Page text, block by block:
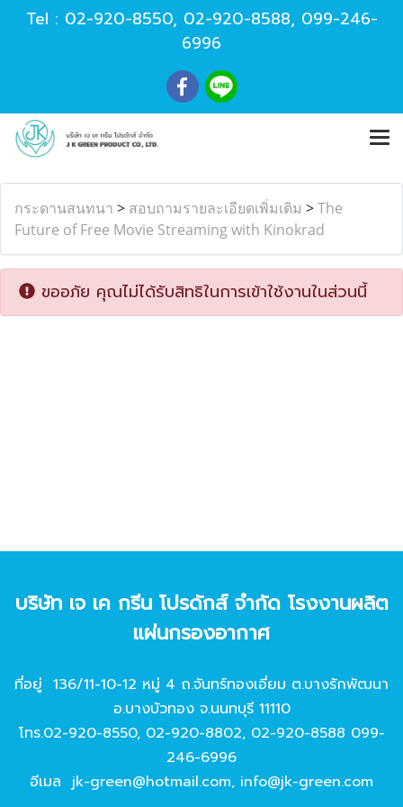
Tel : 02-920-8550, 02-920-8588, 099-246-
6996
กระดานสนทนา > สอบถามรายละเอียดเพิ่มเติม >The
Future of Free Movie Streaming with Kinokrad
ขออภัย คุณไม่ได้รับสิทธิในการเข้าใช้งานในส่วนนี้
บริษัท เจ เค กรีน โปรดักส์ จํากัด โรงงานผลิต
แผ่นกรองอากาศ
ที่อยู่ 136/11-10-12 หมู่ 4 ถ.จันทร์ทองเอี่ยม ต.บางรักพัฒนา
อ.บางบัวทอง จ.นนทบุรี 11110
โทร.02-920-8550, 02-920-8802, 02-920-8588 099-
246-6996
อีเมล jk-green@hotmail.com, info@jk-green.com